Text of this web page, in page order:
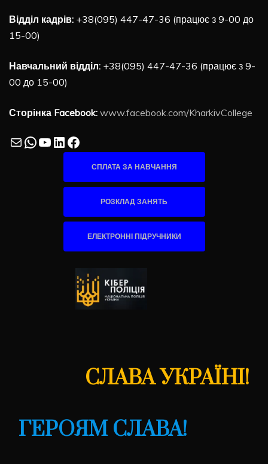
Відділ кадрів: +38(095) 447-47-36 (працює з 9-00 до
15-00)
Навчальний відділ: +38(095) 447-47-36 (працює з 9-
00 до 15-00)
Сторінка Facebook: www.facebook.com/KharkivCollege
MailWhatsApp
YouTube
LinkedIn
Facebook
СПЛАТА ЗА НАВЧАННЯ
РОЗКЛАД ЗАНЯТЬ
ЕЛЕКТРОННІ ПІДРУЧНИКИ
СЛАВА УКРАЇНІ!
ГЕРОЯМ СЛАВА!